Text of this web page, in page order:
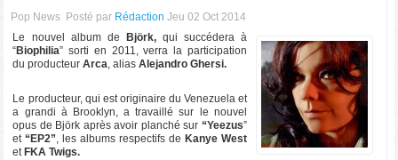
Pop News Posté par Rédaction Jeu 02 Oct 2014
Le nouvel album de
Björk,qui succédera à
“Biophilia” sorti en 2011, verra la participation
du producteurArca, aliasAlejandro Ghersi.
Le producteur, qui est originaire du Venezuela et
a grandi à Brooklyn, a travaillé sur le nouvel
opus de Björk après avoir planché sur “Yeezus”
et “EP2”, les albums respectifs de Kanye West
et FKA Twigs.